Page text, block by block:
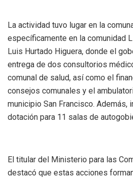
La actividad tuvo lugar en la
específicamente en la comunidad
Luis Hurtado Higuera, donde el
entrega de dos consultorios
comunal de salud, así como el
consejos comunales y el
municipio San Francisco. Además,
dotación para 11 salas de
El titular del Ministerio para las
destacó que estas acciones